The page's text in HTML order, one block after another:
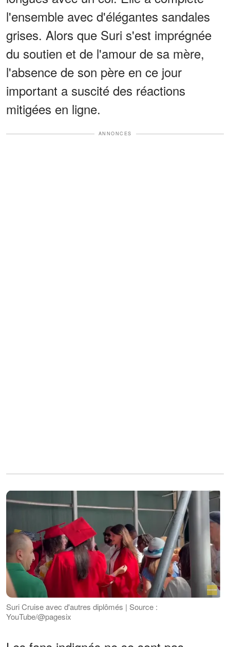
l'ensemble avec d'élégantes sandales
grises. Alors que Suri s'est imprégnée
du soutien et de l'amour de sa mère,
l'absence de son père en ce jour
important a suscité des réactions
mitigées en ligne.
ANNONCES
Suri Cruise avec d'autres diplômés | Source :
YouTube/@pagesix